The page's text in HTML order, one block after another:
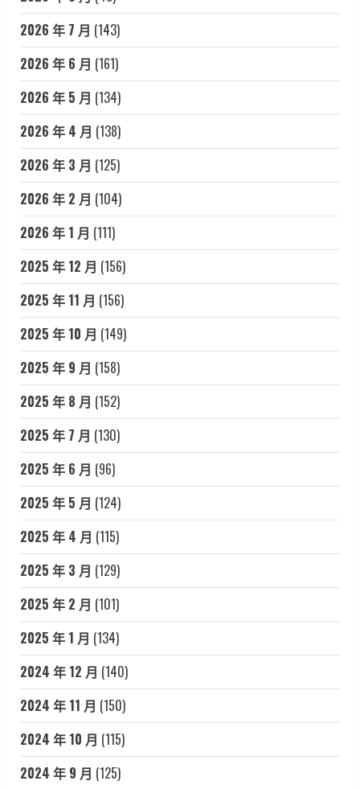
2026 年 7 月 (143)
2026 年 6 月 (161)
2026 年 5 月 (134)
2026 年 4 月 (138)
2026 年 3 月 (125)
2026 年 2 月 (104)
2026 年 1 月 (111)
2025 年 12 月 (156)
2025 年 11 月 (156)
2025 年 10 月 (149)
2025 年 9 月 (158)
2025 年 8 月 (152)
2025 年 7 月 (130)
2025 年 6 月 (96)
2025 年 5 月 (124)
2025 年 4 月 (115)
2025 年 3 月 (129)
2025 年 2 月 (101)
2025 年 1 月 (134)
2024 年 12 月 (140)
2024 年 11 月 (150)
2024 年 10 月 (115)
2024 年 9 月 (125)